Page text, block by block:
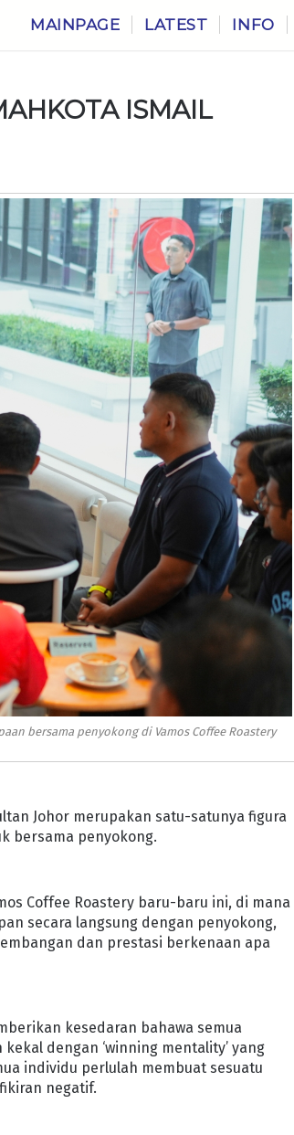
MAINPAGE LATEST INFO
ISMAIL
bersama penyokong di Vamos Coffee Roastery
Johor merupakan satu-satunya figura
bersama penyokong.
Coffee Roastery baru-baru ini, di mana
secara langsung dengan penyokong,
dan prestasi berkenaan apa
kesedaran bahawa semua
dengan ‘winning mentality’ yang
individu perlulah membuat sesuatu
negatif.